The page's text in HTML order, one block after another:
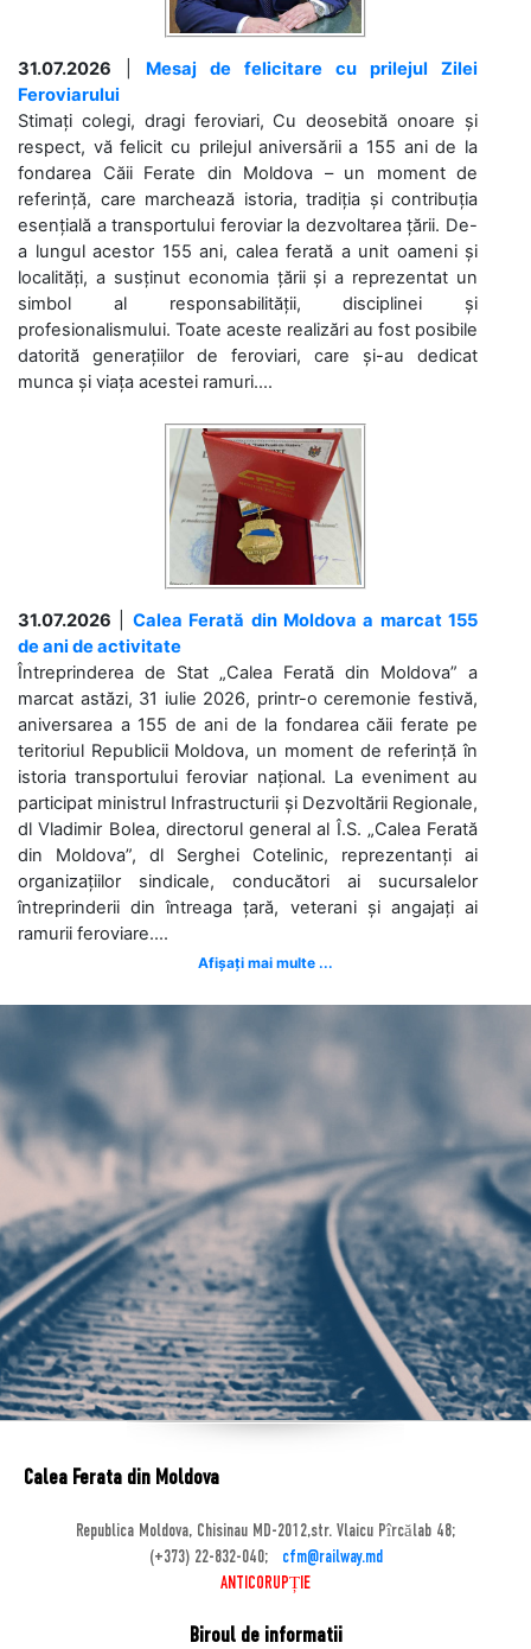
31.07.2026
Mesaj de felicitare cu prilejul Zilei
Feroviarului
Stimați colegi, dragi feroviari, Cu deosebită onoare și
respect, vă felicit cu prilejul aniversării a 155 ani de la
fondarea Căii Ferate din Moldova – un moment de
referință, care marchează istoria, tradiția și contribuția
esențială a transportului feroviar la dezvoltarea țării. De-
a lungul acestor 155 ani, calea ferată a unit oameni și
localități, a susținut economia țării și a reprezentat un
simbol al responsabilității, disciplinei și
profesionalismului. Toate aceste realizări au fost posibile
datorită generațiilor de feroviari, care și-au dedicat
munca și viața acestei ramuri....
31.07.2026
Calea Ferată din Moldova a marcat 155
de ani de activitate
Întreprinderea de Stat „Calea Ferată din Moldova” a
marcat astăzi, 31 iulie 2026, printr-o ceremonie festivă,
aniversarea a 155 de ani de la fondarea căii ferate pe
teritoriul Republicii Moldova, un moment de referință în
istoria transportului feroviar național. La eveniment au
participat ministrul Infrastructurii și Dezvoltării Regionale,
dl Vladimir Bolea, directorul general al Î.S. „Calea Ferată
din Moldova”, dl Serghei Cotelinic, reprezentanți ai
organizațiilor sindicale, conducători ai sucursalelor
întreprinderii din întreaga țară, veterani și angajați ai
ramurii feroviare....
Afișați mai multe ...
Calea Ferata din Moldova
Republica Moldova, Chisinau MD-2012,str. Vlaicu Pîrcălab 48;
(+373) 22-832-040;
cfm@railway.md
ANTICORUPȚIE
Biroul de informatii